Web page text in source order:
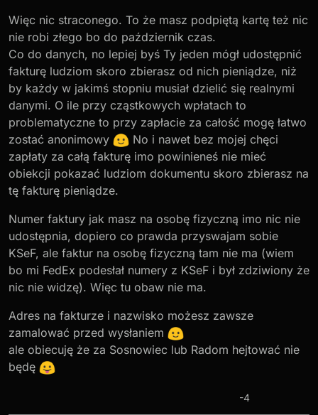
Więc nic straconego. To że masz podpiętą kartę też nic
nie robi złego bo do październik czas.
Co do danych, no lepiej byś Ty jeden mógł udostępnić
fakturę ludziom skoro zbierasz od nich pieniądze, niż
by każdy w jakimś stopniu musiał dzielić się realnymi
danymi. O ile przy cząstkowych wpłatach to
problematyczne to przy zapłacie za całość mogę łatwo
zostać anonimowy
No i nawet bez mojej chęci
zapłaty za całą fakturę imo powinieneś nie mieć
obiekcji pokazać ludziom dokumentu skoro zbierasz na
tę fakturę pieniądze.
Numer faktury jak masz na osobę fizyczną imo nic nie
udostępnia, dopiero co prawda przyswajam sobie
KSeF, ale faktur na osobę fizyczną tam nie ma (wiem
bo mi FedEx podesłał numery z KSeF i był zdziwiony że
nic nie widzę). Więc tu obaw nie ma.
Adres na fakturze i nazwisko możesz zawsze
zamalować przed wysłaniem
ale obiecuję że za Sosnowiec lub Radom hejtować nie
będę
-4